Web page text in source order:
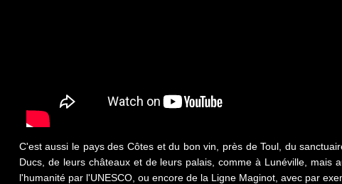
C'est aussi le pays des Côtes et du bon vin, près de Toul, du
Ducs, de leurs châteaux et de leurs palais, comme à Lunéville, mais
l'humanité par l'UNESCO, ou encore de la Ligne Maginot, avec par